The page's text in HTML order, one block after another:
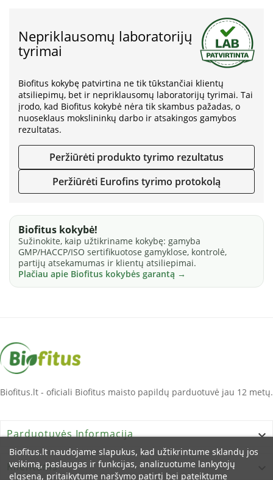
Suaugusiems žmonėms rekomenduojama vartoti 1-2 tabletes
per dieną. Neviršyti nustatytos rekomenduojamos dozės.
Maisto papildas neturėtų būti vartojamas kaip maisto
pakaitalas. Svarbu įvairi ir subalansuota mityba bei sveikas
gyvenimo būdas.
Laikyti kambario temperatūroje, originalioje pakuotėje,
sausoje, vaikams nepasiekiamoje vietoje.
Produkto kilmės šalis: ES.
Produkto gamyba sertifikuota pagal GMP, HACCP, ISO
standartus.
Nepriklausomų laboratorijų
tyrimai
Biofitus kokybę patvirtina ne tik tūkstančiai klientų
atsiliepimų, bet ir nepriklausomų laboratorijų tyrimai. Tai
įrodo, kad Biofitus kokybė nėra tik skambus pažadas, o
nuoseklaus mokslininkų darbo ir atsakingos gamybos
rezultatas.
Peržiūrėti produkto tyrimo rezultatus
Peržiūrėti Eurofins tyrimo protokolą
Biofitus kokybė!
Sužinokite, kaip užtikriname kokybę: gamyba
GMP/HACCP/ISO sertifikuotose gamyklose, kontrolė,
partijų atsekamumas ir klientų atsiliepimai.
Plačiau apie Biofitus kokybės garantą →
Biofitus.lt - oficiali Biofitus maisto papildų parduotuvė jau 12 metų.
Parduotuvės Informacija 
Klientams
Biofitus.lt naudojame slapukus, kad užtikrintume sklandų jos
veikimą, paslaugas ir funkcijas, analizuotume lankytojų
elgseną, pritaikytume naršymo patirtį bei pateiktume